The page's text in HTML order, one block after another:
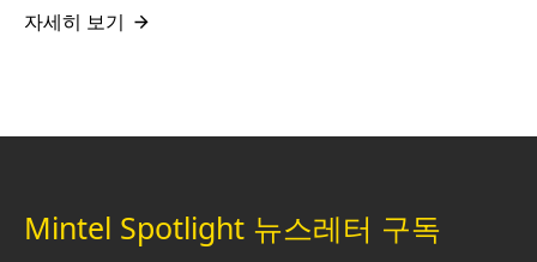
자세히 보기
Mintel Spotlight 뉴스레터 구독